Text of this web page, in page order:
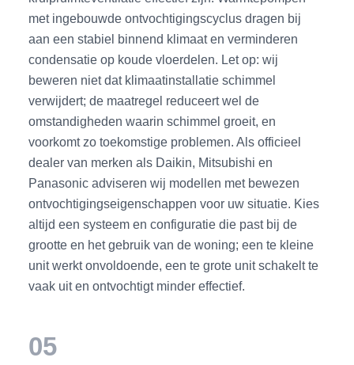
met ingebouwde ontvochtigingscyclus dragen bij
aan een stabiel binnend klimaat en verminderen
condensatie op koude vloerdelen. Let op: wij
beweren niet dat klimaatinstallatie schimmel
verwijdert; de maatregel reduceert wel de
omstandigheden waarin schimmel groeit, en
voorkomt zo toekomstige problemen. Als officieel
dealer van merken als Daikin, Mitsubishi en
Panasonic adviseren wij modellen met bewezen
ontvochtigingseigenschappen voor uw situatie. Kies
altijd een systeem en configuratie die past bij de
grootte en het gebruik van de woning; een te kleine
unit werkt onvoldoende, een te grote unit schakelt te
vaak uit en ontvochtigt minder effectief.
05